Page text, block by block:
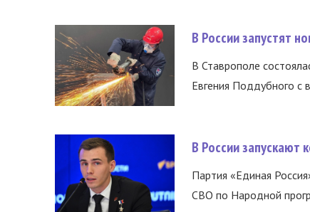
В России запустят
В Ставрополе
Евгения Поддубного с
В России запускают
Партия «Единая
СВО по Народной